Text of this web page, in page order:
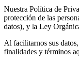
Nuestra Política de
protección de las
datos), y la Ley
Al facilitarnos sus
finalidades y términos